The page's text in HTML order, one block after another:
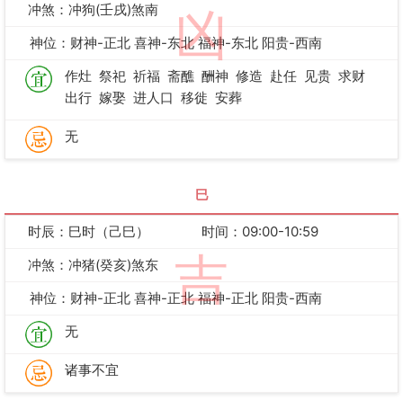
凶
冲煞：冲狗(壬戌)煞南
神位：财神-正北 喜神-东北 福神-东北 阳贵-西南
作灶 祭祀 祈福 斋醮 酬神 修造 赴任 见贵 求财
出行 嫁娶 进人口 移徙 安葬
无
巳
吉
时辰：巳时（己巳）
时间：09:00-10:59
冲煞：冲猪(癸亥)煞东
神位：财神-正北 喜神-正北 福神-正北 阳贵-西南
无
诸事不宜